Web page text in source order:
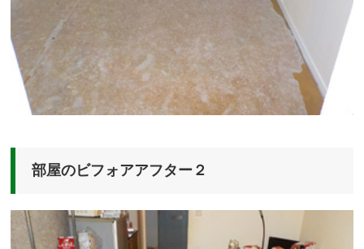
部屋のビフォアアフター２